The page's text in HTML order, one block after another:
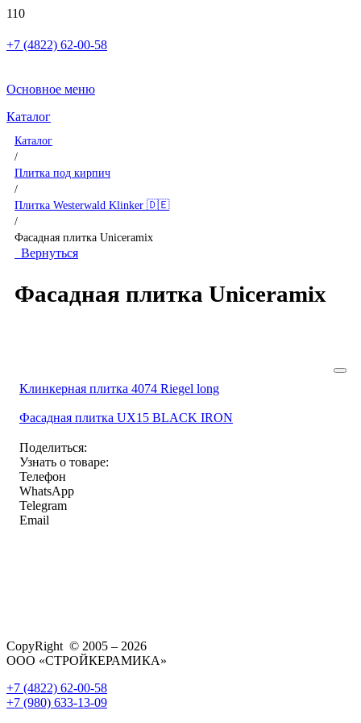
+7 (4822) 62-00-58
Основное меню
Каталог
Каталог
/
Плитка под кирпич
/
Плитка Westerwald Klinker 🇩🇪
/
Фасадная плитка Uniceramix
Вернуться
Фасадная плитка Uniceramix
Клинкерная плитка 4074 Riegel long
Фасадная плитка UX15 BLACK IRON
Поделиться:
Узнать о товаре:
Телефон
WhatsApp
Telegram
Email
CopyRight © 2005 – 2026
ООО «СТРОЙКЕРАМИКА»
+7 (4822) 62-00-58
+7 (980) 633-13-09